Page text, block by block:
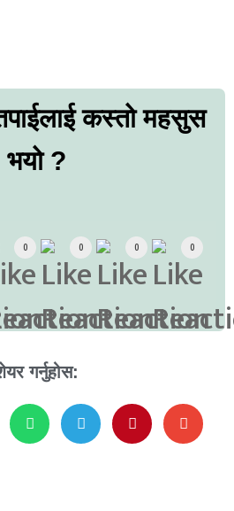
कस्तो महसुस
भयो ?
0 0 0 0
गर्नुहोस: